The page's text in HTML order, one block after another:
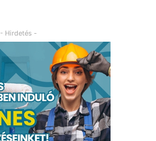
- Hirdetés -